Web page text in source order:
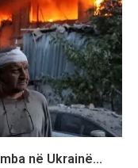
në Ukrainë...